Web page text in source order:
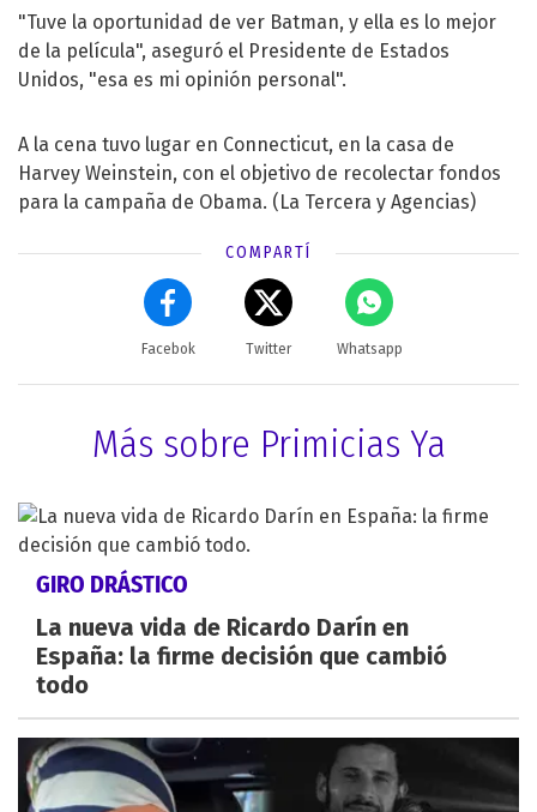
"Tuve la oportunidad de ver Batman, y ella es lo mejor
de la película", aseguró el Presidente de Estados
Unidos, "esa es mi opinión personal".
A la cena tuvo lugar en Connecticut, en la casa de
Harvey Weinstein, con el objetivo de recolectar fondos
para la campaña de Obama. (La Tercera y Agencias)
COMPARTÍ
Facebok Twitter Whatsapp
Más sobre Primicias Ya
GIRO DRÁSTICO
La nueva vida de Ricardo Darín en
España: la firme decisión que cambió
todo